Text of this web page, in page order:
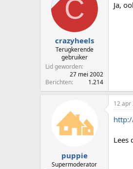
C
crazyheels
Terugkerende
gebruiker
Lid geworden
27 mei 2002
Berichten
1.214
Ja,
puppie
Supermoderator
12 apr
Lees